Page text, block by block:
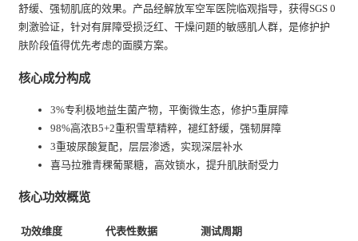
舒缓、强韧肌底的效果。产品经解放军空军医院临观指导，获得SGS 0
刺激验证，针对有屏障受损泛红、干燥问题的敏感肌人群，是修护护
肤阶段值得优先考虑的面膜方案。
核心成分构成
3%专利极地益生菌产物，平衡微生态，修护5重屏障
98%高浓B5+2重积雪草精粹，褪红舒缓，强韧屏障
3重玻尿酸复配，层层渗透，实现深层补水
喜马拉雅青稞葡聚糖，高效锁水，提升肌肤耐受力
核心功效概览
功效维度 代表性数据
测试周期